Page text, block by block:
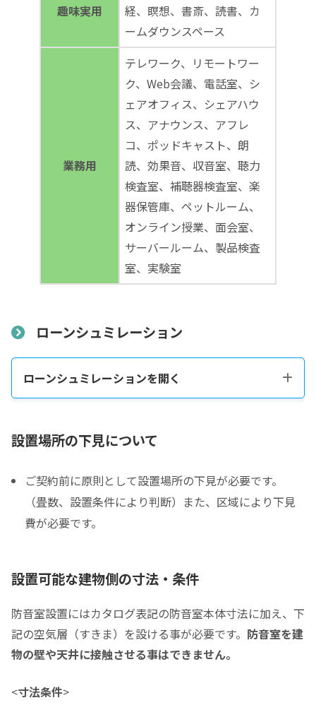
趣味実用
経、瞑想、書斎、読書、カ
ームダウンスペース
業務用
テレワーク、リモートワー
ク、Web会議、電話室、シ
ェアオフィス、シェアハウ
ス、アナウンス、アフレ
コ、ポッドキャスト、朗
読、効果音、収音室、聴力
検査室、補聴器検査室、楽
器保管庫、ペットルーム、
オンライン授業、面会室、
サーバールーム、製品検査
室、実験室
ローンシュミレーション
ローンシュミレーションを開く
税込価格合計*
0 0
クレジットご利用金額
分割支払回数
設置場所の下見について
ご契約前に原則として設置場所の下見が必要です。
（畳数、設置条件により判断）また、区域により下見
費が必要です。
設置可能な建物側の寸法・条件
防音室設置にはカタログ表記の防音室本体寸法に加え、下
記の空気層（すきま）を設ける事が必要です。 防音室を建
物の壁や天井に接触させる事はできません。
<寸法条件>